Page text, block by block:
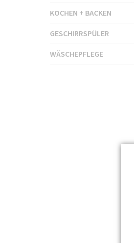
b
r
p
KOCHEN + BACKEN
GESCHIRRSPÜLER
WÄSCHEPFLEGE